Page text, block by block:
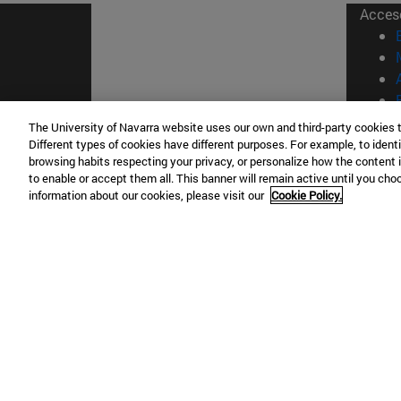
©
The University of Navarra website uses our own and third-party
Different types of cookies have different purposes. For example, to
browsing habits respecting your privacy, or personalize how the
to enable or accept them all. This banner will remain active until you
information about our cookies, please visit our Cookie Policy.